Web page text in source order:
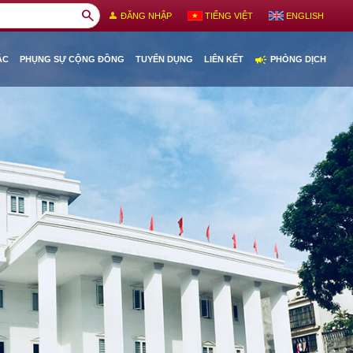
search person ĐĂNG NHẬP TIẾNG VIỆT ENGLISH
PHỤNG SỰ CỘNG ĐỒNG TUYỂN DỤNG LIÊN KẾT campaign PHÒNG DỊCH